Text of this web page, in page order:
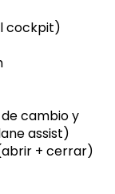
cockpit)
cambio y
assist)
+ cerrar)